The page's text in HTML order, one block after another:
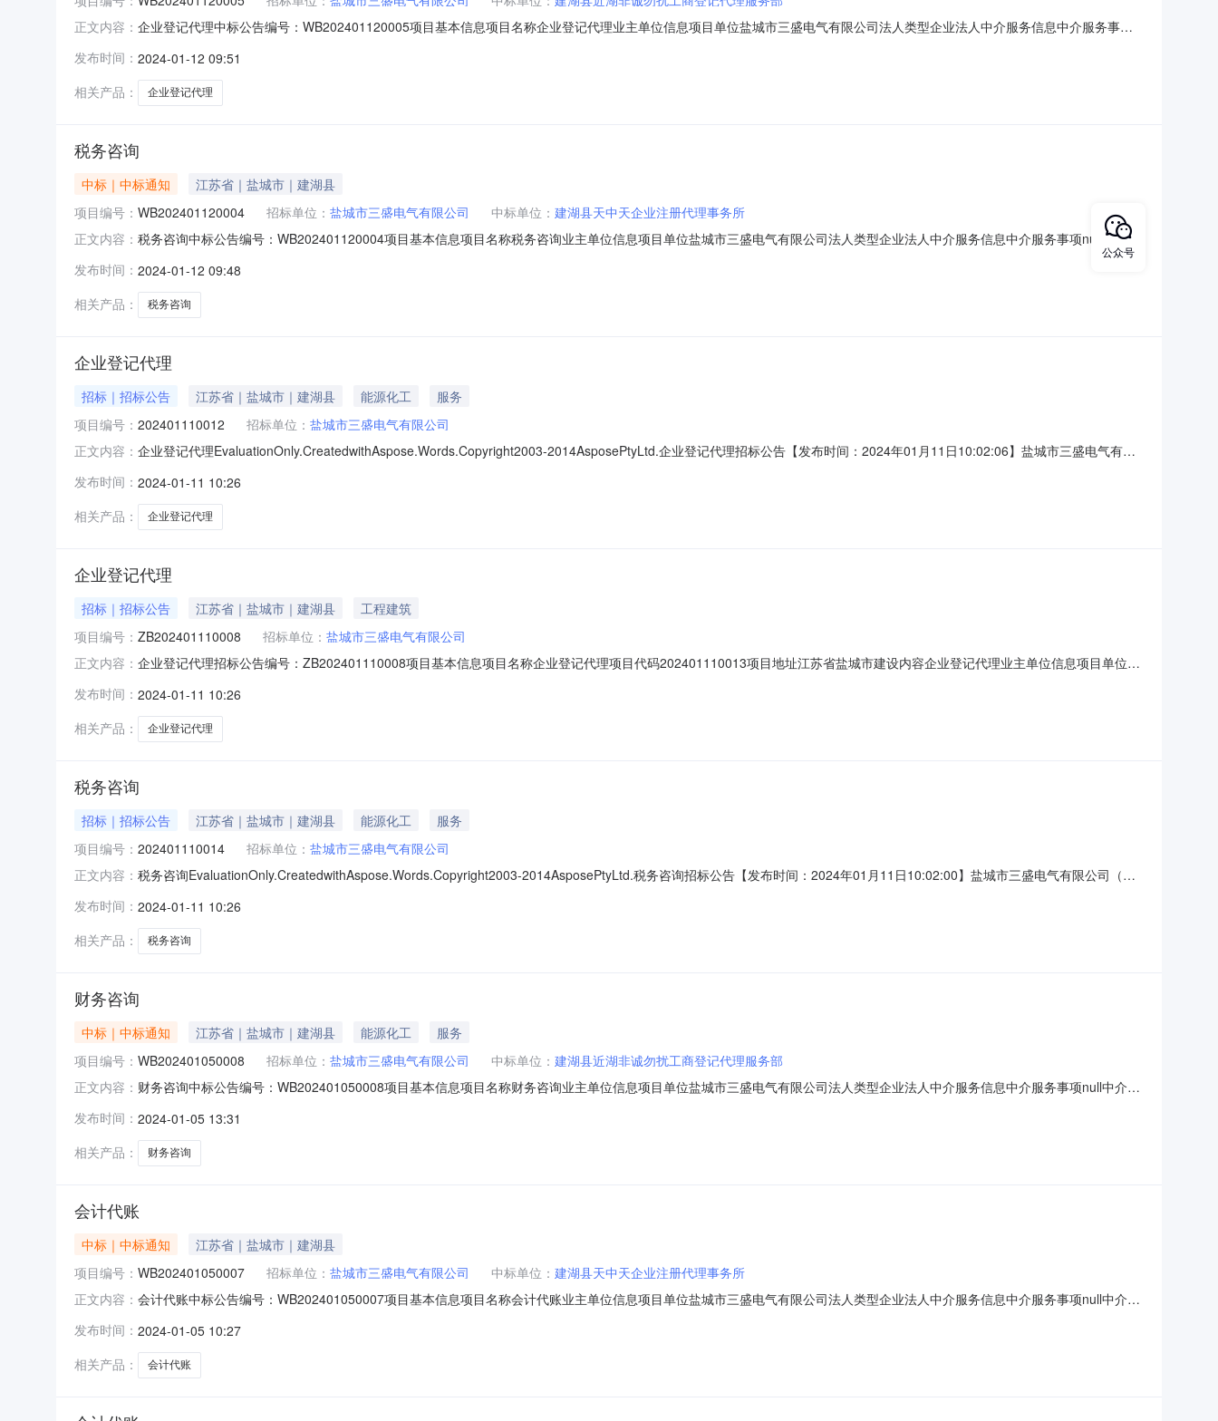
正文内容： 企业登记代理中标公告编号：WB202401120005项目基本信息项目名称企业登记代理业主单位信息项目单位盐城市三盛电气有限公司法人类型企业法人中介服务信息中介服务事项
中介机构建湖县近湖非诚勿扰工商登记代理服务部中选公示时间
发布时间： 2024-01-12 09:51
相关产品：
企业登记代理
税务咨询
中标｜中标通知
江苏省｜盐城市｜建湖县
项目编号： WB202401120004 招标单位： 盐城市三盛电气有限公司 中标单位： 建湖县天中天企业注册代理事务所
正文内容： 税务咨询中标公告编号：WB202401120004项目基本信息项目名称税务咨询业主单位信息项目单位盐城市三盛电气有限公司法人类型企业法人中介服务信息中介服务事项null中介选
取方式直接选取随机抽取类型由项目业主明确中介服务价格，在交易大厅采用电脑随机摇号方式从报名参加的中介机构中随机抽取1家作为项目委托中介机构的方式。中选中介机构
建湖县天中天企业注册代理事务所中选公示时间
发布时间： 2024-01-12 09:48
相关产品：
税务咨询
企业登记代理
招标｜招标公告 江苏省｜盐城市｜建湖县 能源化工
服务
项目编号： 202401110012 招标单位： 盐城市三盛电气有限公司
正文内容： 企业登记代理EvaluationOnly.CreatedwithAspose.Words.Copyright2003-2014AsposePtyLtd.企业登记代理招标公告【发布时间：2024年01月11日10:02:06】盐城市三盛电气有限
3.招标内容范围：企业登记代理4.中介服务完成期限要求：1天5.招标价格：300元6、事项名称：企业登记代理二、招标
发布时间： 2024-01-11 10:26
相关产品：
企业登记代理
企业登记代理
招标｜招标公告 江苏省｜盐城市｜建湖县
工程建筑
项目编号： ZB202401110008 招标单位： 盐城市三盛电气有限公司
正文内容： 企业登记代理招标公告编号：ZB202401110008项目基本信息项目名称企业登记代理项目代码202401110013项目地址江苏省盐城市建设内容企业登记代理业主单位信息项目单位盐
事项null中介选取方式直接选取服务时限要求1工作日服务金额300报名截止时间2024-01-11
发布时间： 2024-01-11 10:26
相关产品：
企业登记代理
税务咨询
招标｜招标公告 江苏省｜盐城市｜建湖县 能源化工
服务
项目编号： 202401110014 招标单位： 盐城市三盛电气有限公司
正文内容： 税务咨询EvaluationOnly.CreatedwithAspose.Words.Copyright2003-2014AsposePtyLtd.税务咨询招标公告【发布时间：2024年01月11日10:02:00】盐城市三盛电气有限公司（单
围：一般税务咨询4.中介服务完成期限要求：1天5.招标价格：200元6、事项名称：一般税务咨询二、招标时间：见下方
发布时间： 2024-01-11 10:26
相关产品：
税务咨询
财务咨询
中标｜中标通知 江苏省｜盐城市｜建湖县 能源化工
服务
项目编号： WB202401050008 招标单位： 盐城市三盛电气有限公司 中标单位： 建湖县近湖非诚勿扰工商登记代理服务部
正文内容： 财务咨询中标公告编号：WB202401050008项目基本信息项目名称财务咨询业主单位信息项目单位盐城市三盛电气有限公司法人类型企业法人中介服务信息中介服务事项null中介选
建湖县近湖非诚勿扰工商登记代理服务部中选公示时间
发布时间： 2024-01-05 13:31
相关产品：
财务咨询
会计代账
中标｜中标通知
江苏省｜盐城市｜建湖县
项目编号： WB202401050007 招标单位： 盐城市三盛电气有限公司 中标单位： 建湖县天中天企业注册代理事务所
正文内容： 会计代账中标公告编号：WB202401050007项目基本信息项目名称会计代账业主单位信息项目单位盐城市三盛电气有限公司法人类型企业法人中介服务信息中介服务事项null中介选
建湖县天中天企业注册代理事务所中选公示时间
发布时间： 2024-01-05 10:27
相关产品：
会计代账
公众号